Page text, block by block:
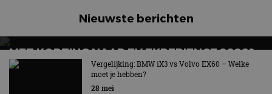
Nieuwste berichten
MET KORTING NAAR EV EXPERIENCE 2026?
AUTORAI REGELT HET!
EV Experience 2026 van 24 tot 26 september
Vergelijking: BMW iX3 vs Volvo EX60 – Welke
moet je hebben?
28 mei